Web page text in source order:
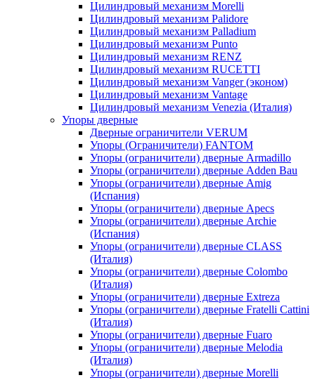
Цилиндровый механизм Morelli
Цилиндровый механизм Palidore
Цилиндровый механизм Palladium
Цилиндровый механизм Punto
Цилиндровый механизм RENZ
Цилиндровый механизм RUCETTI
Цилиндровый механизм Vanger (эконом)
Цилиндровый механизм Vantage
Цилиндровый механизм Venezia (Италия)
Упоры дверные
Дверные ограничители VERUM
Упоры (Ограничители) FANTOM
Упоры (ограничители) дверные Armadillo
Упоры (ограничители) дверные Adden Bau
Упоры (ограничители) дверные Amig
(Испания)
Упоры (ограничители) дверные Apecs
Упоры (ограничители) дверные Archie
(Испания)
Упоры (ограничители) дверные CLASS
(Италия)
Упоры (ограничители) дверные Colombo
(Италия)
Упоры (ограничители) дверные Extreza
Упоры (ограничители) дверные Fratelli Cattini
(Италия)
Упоры (ограничители) дверные Fuaro
Упоры (ограничители) дверные Melodia
(Италия)
Упоры (ограничители) дверные Morelli